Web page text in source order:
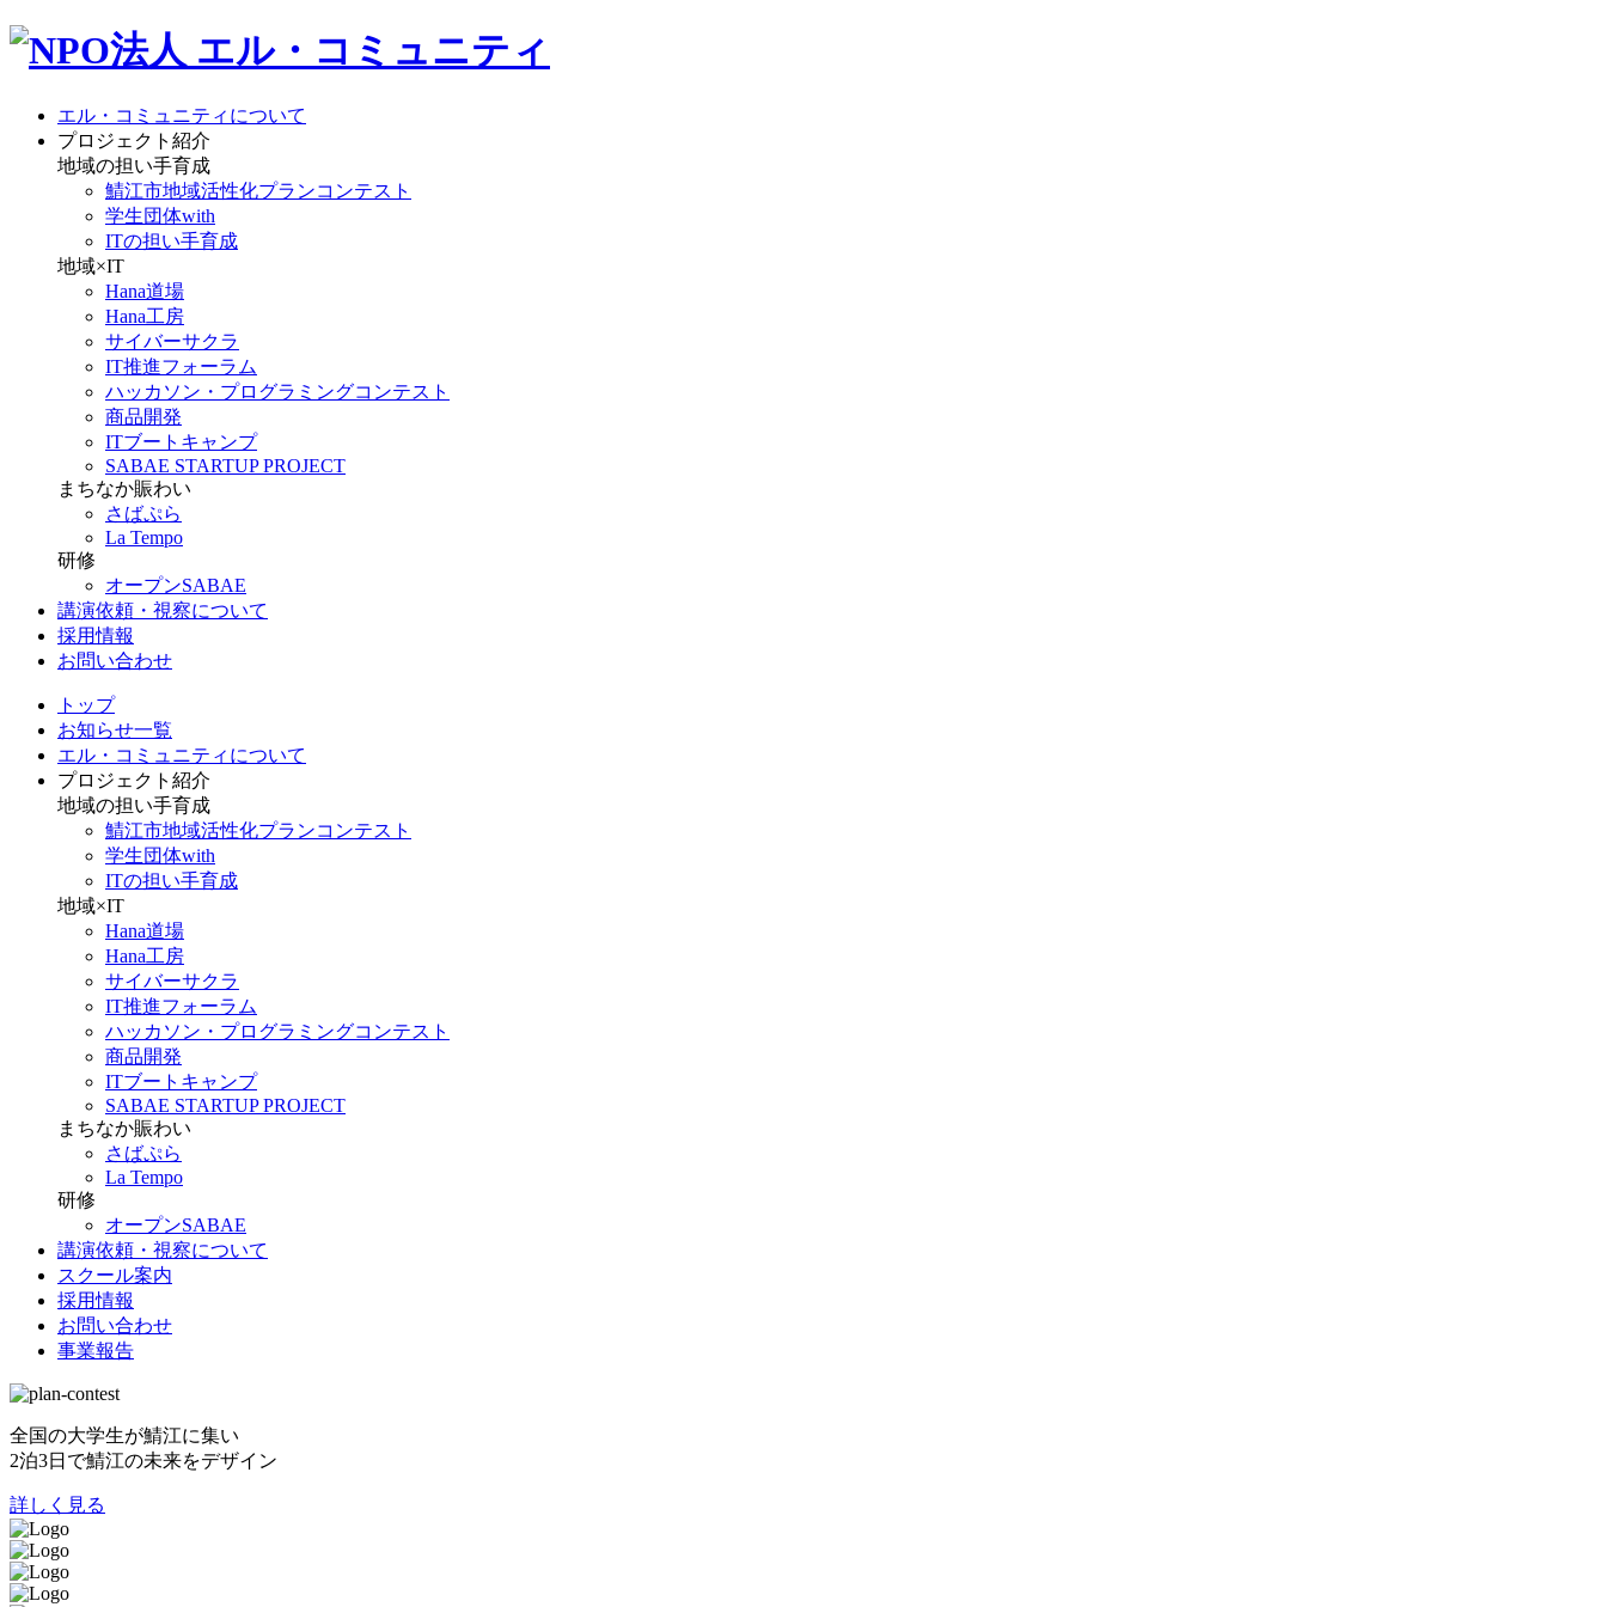
エル・コミュニティについて
プロジェクト紹介
地域の担い手育成
鯖江市地域活性化プランコンテスト
学生団体with
ITの担い手育成
地域×IT
Hana道場
Hana工房
サイバーサクラ
IT推進フォーラム
ハッカソン・プログラミングコンテスト
商品開発
ITブートキャンプ
SABAE STARTUP PROJECT
まちなか賑わい
さばぷら
La Tempo
研修
オープンSABAE
講演依頼・視察について
採用情報
お問い合わせ
トップ
お知らせ一覧
エル・コミュニティについて
プロジェクト紹介
地域の担い手育成
鯖江市地域活性化プランコンテスト
学生団体with
ITの担い手育成
地域×IT
Hana道場
Hana工房
サイバーサクラ
IT推進フォーラム
ハッカソン・プログラミングコンテスト
商品開発
ITブートキャンプ
SABAE STARTUP PROJECT
まちなか賑わい
さばぷら
La Tempo
研修
オープンSABAE
講演依頼・視察について
スクール案内
採用情報
お問い合わせ
事業報告
全国の大学生が鯖江に集い
2泊3日で鯖江の未来をデザイン
詳しく見る